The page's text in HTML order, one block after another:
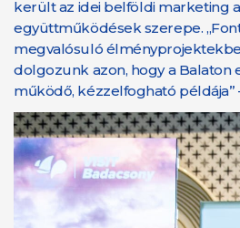
került az idei belföldi marketing
együttműködések szerepe.
megvalósuló
dolgozunk azon, hogy a Balaton
működő, kézzelfogható példája”